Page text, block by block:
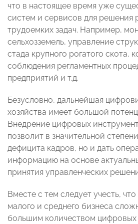
что в настоящее время уже
систем и сервисов для решения
трудоемких задач. Например,
сельхозземель, управление
стада крупного рогатого скота,
соблюдения регламентных
предприятий и т.д.
Безусловно, дальнейшая
хозяйства имеет большой
Внедрение цифровых
позволит в значительной
дефицита кадров, но и дать
информацию на основе
принятия управленческих
Вместе с тем следует учесть,
малого и среднего бизнеса
большим количеством